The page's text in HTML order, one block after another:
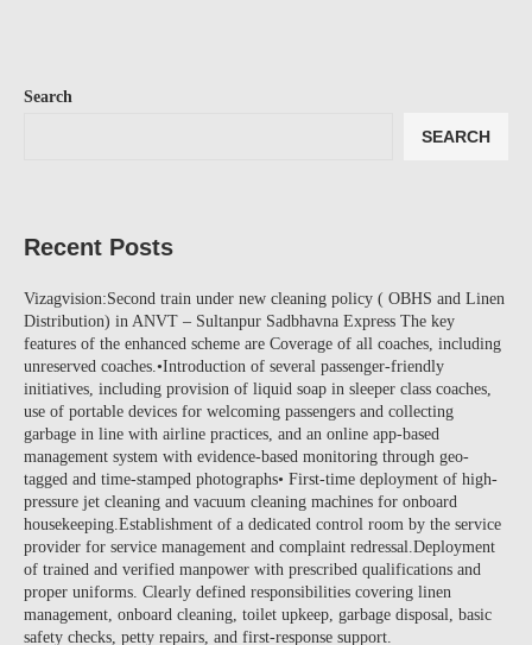
Search
SEARCH
Recent Posts
Vizagvision:Second train under new cleaning policy ( OBHS and Linen
Distribution) in ANVT – Sultanpur Sadbhavna Express The key
features of the enhanced scheme are Coverage of all coaches, including
unreserved coaches.•Introduction of several passenger-friendly
initiatives, including provision of liquid soap in sleeper class coaches,
use of portable devices for welcoming passengers and collecting
garbage in line with airline practices, and an online app-based
management system with evidence-based monitoring through geo-
tagged and time-stamped photographs• First-time deployment of high-
pressure jet cleaning and vacuum cleaning machines for onboard
housekeeping.Establishment of a dedicated control room by the service
provider for service management and complaint redressal.Deployment
of trained and verified manpower with prescribed qualifications and
proper uniforms. Clearly defined responsibilities covering linen
management, onboard cleaning, toilet upkeep, garbage disposal, basic
safety checks, petty repairs, and first-response support.